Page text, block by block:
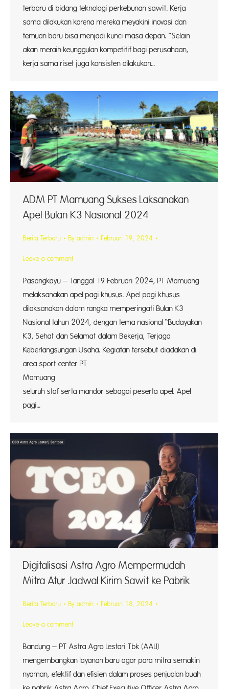
terbaru di bidang teknologi perkebunan sawit. Kerja
sama dilakukan karena mereka meyakini inovasi dan
temuan baru bisa menjadi kunci masa depan. “Selain
akan meraih keunggulan kompetitif bagi perusahaan,
kerja sama riset juga konsisten dilakukan…
ADM PT Mamuang Sukses Laksanakan
Apel Bulan K3 Nasional 2024
Berita Terbaru By admin Februari 19, 2024
Leave a comment
Pasangkayu – Tanggal 19 Februari 2024, PT Mamuang
melaksanakan apel pagi khusus. Apel pagi khusus
dilaksanakan dalam rangka memperingati Bulan K3
Nasional tahun 2024, dengan tema nasional “Budayakan
K3, Sehat dan Selamat dalam Bekerja, Terjaga
Keberlangsungan Usaha. Kegiatan tersebut diadakan di
area sport center PT
seluruh staf serta mandor sebagai peserta apel. Apel
pagi…
Digitalisasi Astra Agro Mempermudah
Mitra Atur Jadwal Kirim Sawit ke Pabrik
Berita Terbaru By admin Februari 18, 2024
Leave a comment
Bandung – PT Astra Agro Lestari Tbk (AALI)
mengembangkan layanan baru agar para mitra semakin
nyaman, efektif dan efisien dalam proses penjualan buah